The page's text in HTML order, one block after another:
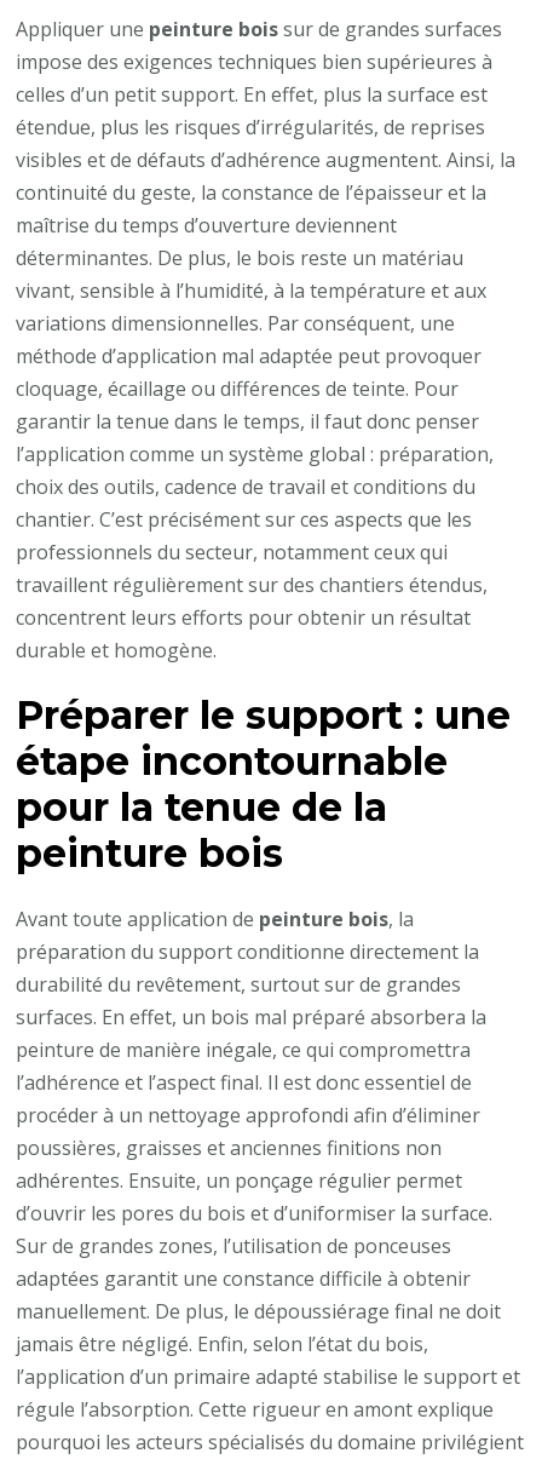
peinture
bois
sur
de
grandes
surfaces
Appliquer une peinture boissur de grandes surfaces
impose des exigences techniques bien supérieures à
celles d’un petit support. En effet, plus la surface est
étendue, plus les risques d’irrégularités, de reprises
visibles et de défauts d’adhérence augmentent. Ainsi, la
continuité du geste, la constance de l’épaisseur et la
maîtrise du temps d’ouverture deviennent
déterminantes. De plus, le bois reste un matériau
vivant, sensible à l’humidité, à la température et aux
variations dimensionnelles. Par conséquent, une
méthode d’application mal adaptée peut provoquer
cloquage, écaillage ou différences de teinte. Pour
garantir la tenue dans le temps, il faut donc penser
l’application comme un système global : préparation,
choix des outils, cadence de travail et conditions du
chantier. C’est précisément sur ces aspects que les
professionnels du secteur, notamment ceux qui
travaillent régulièrement sur des chantiers étendus,
concentrent leurs efforts pour obtenir un résultat
durable et homogène.
Préparer le support : une
étape incontournable
pour la tenue de la
peinture bois
Avant toute application de peinture bois, la
préparation du support conditionne directement la
durabilité du revêtement, surtout sur de grandes
surfaces. En effet, un bois mal préparé absorbera la
peinture de manière inégale, ce qui compromettra
l’adhérence et l’aspect final. Il est donc essentiel de
procéder à un nettoyage approfondi afin d’éliminer
poussières, graisses et anciennes finitions non
adhérentes. Ensuite, un ponçage régulier permet
d’ouvrir les pores du bois et d’uniformiser la surface.
Sur de grandes zones, l’utilisation de ponceuses
adaptées garantit une constance difficile à obtenir
manuellement. De plus, le dépoussiérage final ne doit
jamais être négligé. Enfin, selon l’état du bois,
l’application d’un primaire adapté stabilise le support et
régule l’absorption. Cette rigueur en amont explique
pourquoi les acteurs spécialisés du domaine privilégient